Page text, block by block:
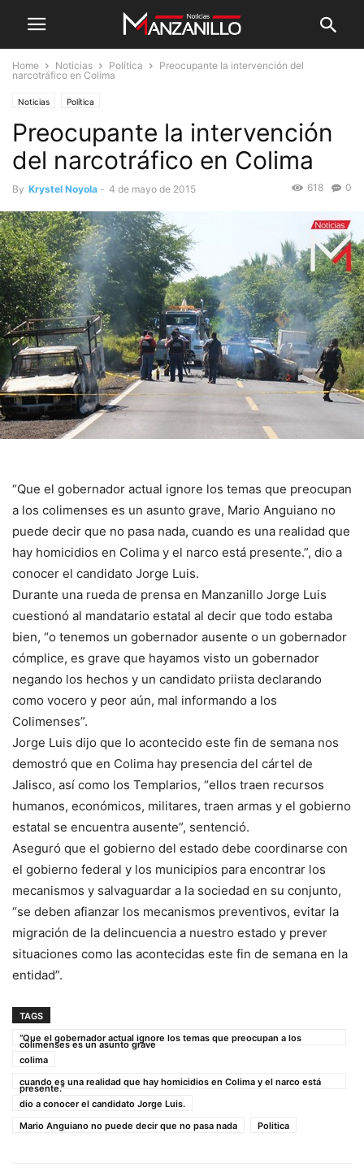
Home Noticias Política
Preocupante la intervención del
narcotráfico en Colima
Noticias Política
Preocupante la intervención
del narcotráfico en Colima
By Krystel Noyola - 4 de mayo de 2015 0
618
“Que el gobernador actual ignore los temas que preocupan
a los colimenses es un asunto grave, Mario Anguiano no
puede decir que no pasa nada, cuando es una realidad que
hay homicidios en Colima y el narco está presente.”, dio a
conocer el candidato Jorge Luis.
Durante una rueda de prensa en Manzanillo Jorge Luis
cuestionó al mandatario estatal al decir que todo estaba
bien, “o tenemos un gobernador ausente o un gobernador
cómplice, es grave que hayamos visto un gobernador
negando los hechos y un candidato priista declarando
como vocero y peor aún, mal informando a los
Colimenses”.
Jorge Luis dijo que lo acontecido este fin de semana nos
demostró que en Colima hay presencia del cártel de
Jalisco, así como los Templarios, “ellos traen recursos
humanos, económicos, militares, traen armas y el gobierno
estatal se encuentra ausente”, sentenció.
Aseguró que el gobierno del estado debe coordinarse con
el gobierno federal y los municipios para encontrar los
mecanismos y salvaguardar a la sociedad en su conjunto,
“se deben afianzar los mecanismos preventivos, evitar la
migración de la delincuencia a nuestro estado y prever
situaciones como las acontecidas este fin de semana en la
entidad”.
TAGS
“Que el gobernador actual ignore los temas que preocupan a los
colimenses es un asunto grave
colima
cuando es una realidad que hay homicidios en Colima y el narco está
presente.”
dio a conocer el candidato Jorge Luis.
Mario Anguiano no puede decir que no pasa nada
Politica